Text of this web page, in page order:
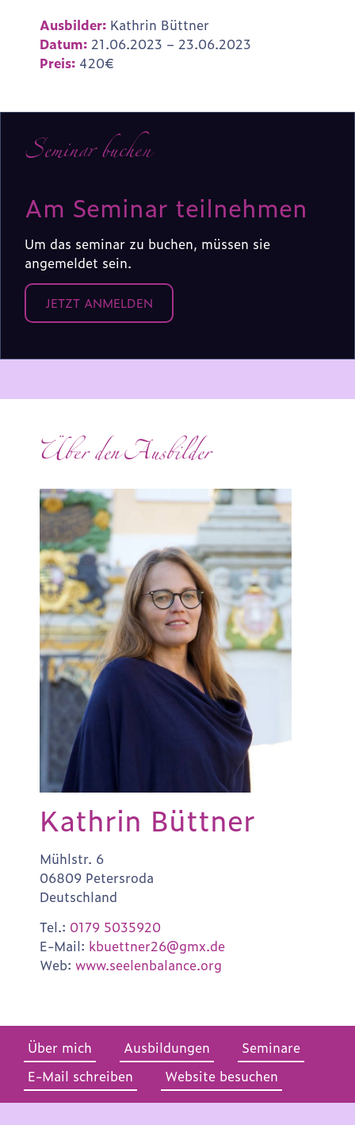
Ausbilder: Kathrin Büttner
Datum: 21.06.2023 – 23.06.2023
Preis: 420€
Seminar buchen
Am Seminar teilnehmen
Um das seminar zu buchen, müssen sie
angemeldet sein.
JETZT ANMELDEN
Über den Ausbilder
Kathrin Büttner
Mühlstr. 6
06809 Petersroda
Deutschland
Tel.: 0179 5035920
E-Mail: kbuettner26@gmx.de
Web: www.seelenbalance.org
Über mich Ausbildungen
Seminare
E-Mail schreiben
Website besuchen